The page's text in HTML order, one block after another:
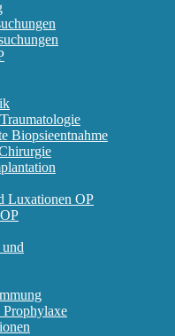
Biopsieentnahme
Luxationen OP
Prophylaxe